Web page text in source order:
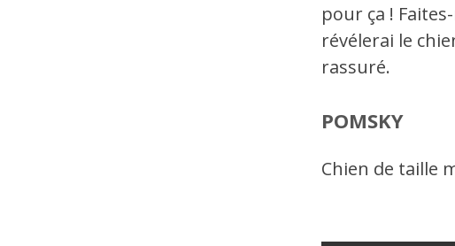
pour ça !
révélerai le
rassuré.
POMSKY
Chien de taille